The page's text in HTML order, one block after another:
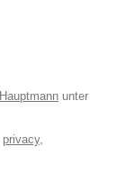
unter
privacy,